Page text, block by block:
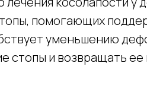
помогающих
уменьшению
стопы и возвращать